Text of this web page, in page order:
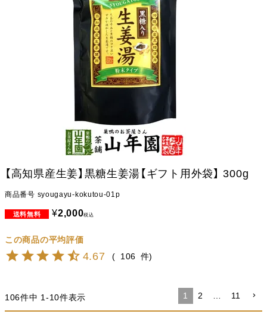
【高知県産生姜】黒糖生姜湯【ギフト用外袋】 300g
商品番号 syougayu-kokutou-01p
¥2,000税込
4.67 106
106件中 1 -10件表示 1 2 … 11